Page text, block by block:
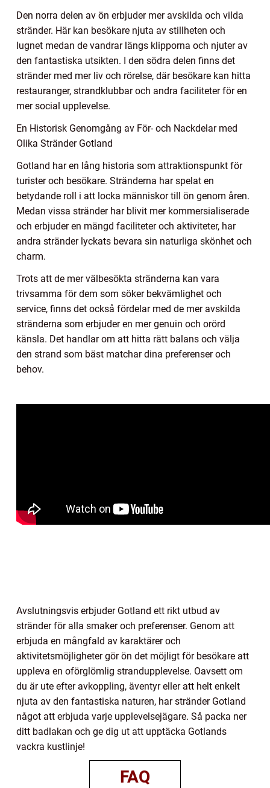
Den norra delen av ön erbjuder mer avskilda och vilda
stränder. Här kan besökare njuta av stillheten och
lugnet medan de vandrar längs klipporna och njuter av
den fantastiska utsikten. I den södra delen finns det
stränder med mer liv och rörelse, där besökare kan hitta
restauranger, strandklubbar och andra faciliteter för en
mer social upplevelse.
En Historisk Genomgång av För- och Nackdelar med
Olika Stränder Gotland
Gotland har en lång historia som attraktionspunkt för
turister och besökare. Stränderna har spelat en
betydande roll i att locka människor till ön genom åren.
Medan vissa stränder har blivit mer kommersialiserade
och erbjuder en mängd faciliteter och aktiviteter, har
andra stränder lyckats bevara sin naturliga skönhet och
charm.
Trots att de mer välbesökta stränderna kan vara
trivsamma för dem som söker bekvämlighet och
service, finns det också fördelar med de mer avskilda
stränderna som erbjuder en mer genuin och orörd
känsla. Det handlar om att hitta rätt balans och välja
den strand som bäst matchar dina preferenser och
behov.
Avslutningsvis erbjuder Gotland ett rikt utbud av
stränder för alla smaker och preferenser. Genom att
erbjuda en mångfald av karaktärer och
aktivitetsmöjligheter gör ön det möjligt för besökare att
uppleva en oförglömlig strandupplevelse. Oavsett om
du är ute efter avkoppling, äventyr eller att helt enkelt
njuta av den fantastiska naturen, har stränder Gotland
något att erbjuda varje upplevelsejägare. Så packa ner
ditt badlakan och ge dig ut att upptäcka Gotlands
vackra kustlinje!
FAQ